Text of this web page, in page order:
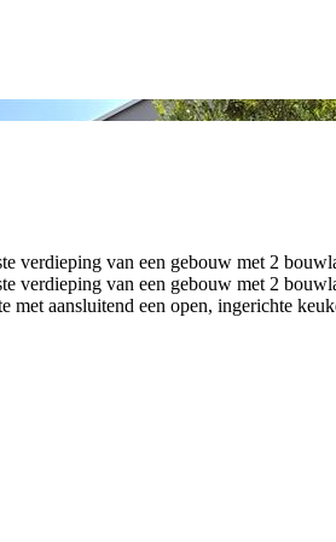
verdieping van een gebouw met 2
verdieping van een gebouw met 2
met aansluitend een open, ingerichte